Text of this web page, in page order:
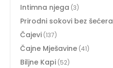
Intimna njega (3)
Prirodni sokovi bez šećera
Čajevi (137)
Čajne Mješavine (41)
Biljne Kapi (52)